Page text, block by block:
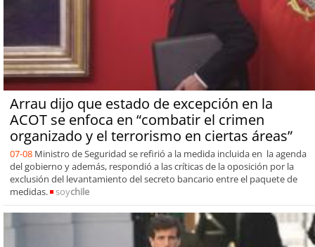
Arrau dijo que estado de excepción en la
ACOT se enfoca en “combatir el crimen
organizado y el terrorismo en ciertas áreas”
07-08 Ministro de Seguridad se refirió a la medida incluida en la agenda
del gobierno y además, respondió a las críticas de la oposición por la
exclusión del levantamiento del secreto bancario entre el paquete de
medidas.
soychile